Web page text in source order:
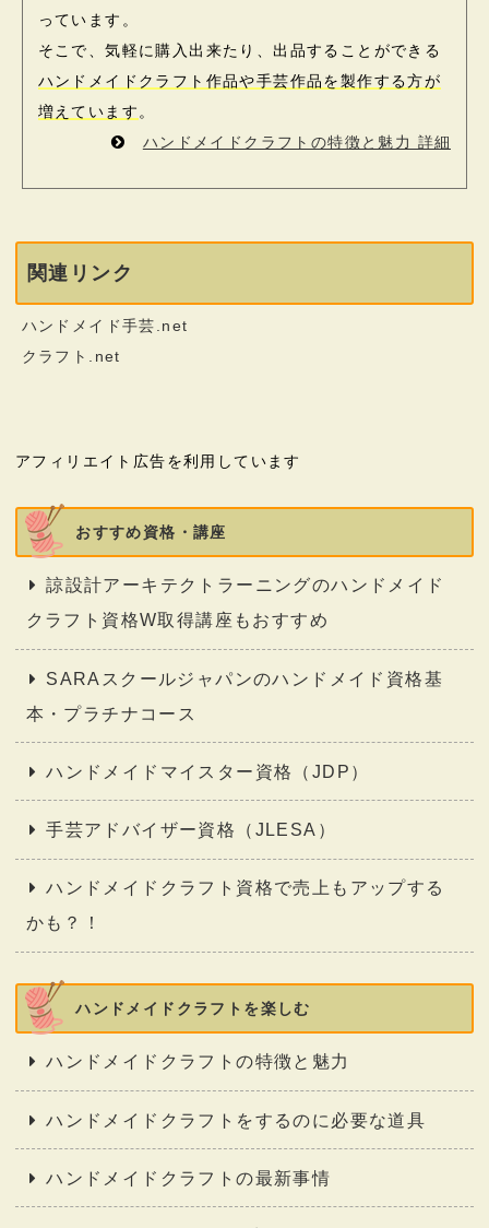
っています。
そこで、気軽に購入出来たり、出品することができる
ハンドメイドクラフト作品や手芸作品を製作する方が
増えています 。
ハンドメイドクラフトの特徴と魅力 詳細
関連リンク
ハンドメイド手芸.net
クラフト.net
アフィリエイト広告を利用しています
おすすめ資格・講座
諒設計アーキテクトラーニングのハンドメイド
クラフト資格W取得講座もおすすめ
SARAスクールジャパンのハンドメイド資格基
本・プラチナコース
ハンドメイドマイスター資格（JDP）
手芸アドバイザー資格（JLESA）
ハンドメイドクラフト資格で売上もアップする
かも？！
ハンドメイドクラフトを楽しむ
ハンドメイドクラフトの特徴と魅力
ハンドメイドクラフトをするのに必要な道具
ハンドメイドクラフトの最新事情